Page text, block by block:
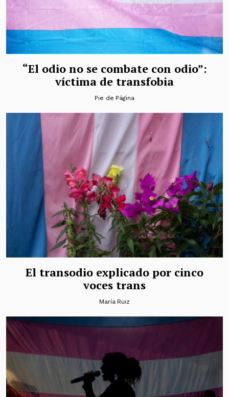
“El odio no se combate con odio”:
víctima de transfobia
Pie de Página
El transodio explicado por cinco
voces trans
María Ruiz